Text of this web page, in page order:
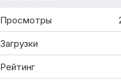
Просмотры
Загрузки
Рейтинг